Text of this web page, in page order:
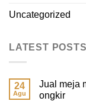
Uncategorized
LATEST POSTS
24
Agu
Jual meja
ongkir